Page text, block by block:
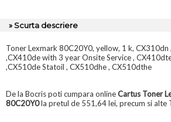
» Scurta descriere
Toner Lexmark 80C20Y0, yellow, 1 k, CX310dn
,CX410de with 3 year Onsite Service ,
,CX510de Statoil , CX510dhe , CX510dthe
De la Bocris poti cumpara onlineCartus Toner
80C20Y0la pretul de 551,64 lei, precum si alte